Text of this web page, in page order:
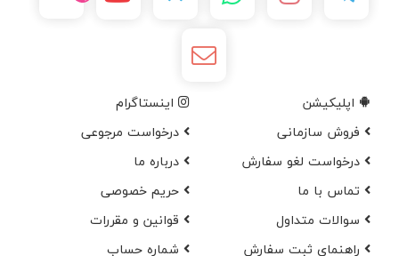
اپلیکیشن
اینستاگرام
فروش سازمانی
درخواست مرجوعی
درخواست لغو سفارش
در‌باره ما
تماس با ما
حریم خصوصی
سوالات متداول
قوانین و مقررات
راهنمای ثبت سفارش
شماره حساب